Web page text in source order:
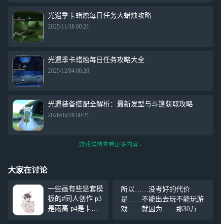
光遇季卡蜡烛每日任务大蜡烛攻略
2025/11/18 00:21
光遇季卡蜡烛每日任务攻略大全
2025/12/04 00:20
光遇装备搭配全解析：最新发型与斗篷获取攻略
2026/05/28 00:21
游戏详情查看更多内容
大家在讨论
一些画有些是套模
板的#同人创作 p3
是雨高 p4是卡龙 p
所以……没考好的代价
是……不能出去玩不能玩游
戏……就因为……那30万？